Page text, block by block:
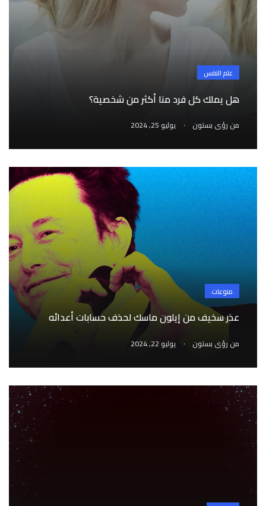
علم النفس
هل يملك كل فرد منا أكثر من شخصية؟
من رؤى بستون . يوليو 25, 2024
منوعات
عذر سخيف من إيلون ماسك لحذف حسابات أعدائه
من رؤى بستون . يوليو 22, 2024